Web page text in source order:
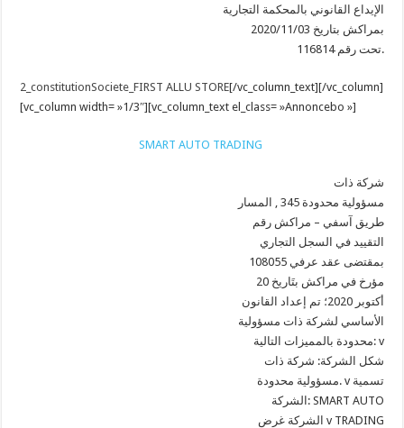
الإيداع القانوني بالمحكمة التجارية
بمراكش بتاريخ 2020/11/03
تحت رقم 116814.
2_constitutionSociete_FIRST ALLU STORE[/vc_column_text][/vc_column]
[vc_column width= »1/3″][vc_column_text el_class= »Annoncebo »]
SMART AUTO TRADING
شركة ذات
مسؤولية محدودة 345 , المسار
طريق آسفي – مراكش رقم
التقييد في السجل التجاري
108055 بمقتضى عقد عرفي
مؤرخ في مراكش بتَاريخ 20
أكتوبر 2020؛ تم إعداد القانون
الأساسي لشركة ذات مسؤولية
محدودة بالمميزات التالية: v
شكل الشركة: شركة ذات
مسؤولية محدودة. v تسمية
الشركة: SMART AUTO
الشركة غرض v TRADING